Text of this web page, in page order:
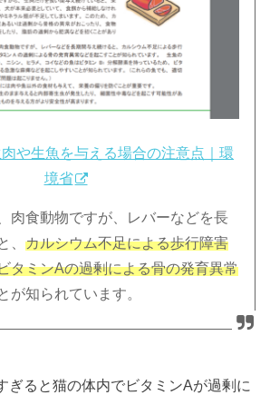
や生魚を与える場合の注意点｜環
境省
肉食動物ですが、レバーなどを長
、カルシウム不足による歩行障害
タミンAの過剰による骨の発育異常
が知られています。
ぎると猫の体内でビタミンAが過剰に